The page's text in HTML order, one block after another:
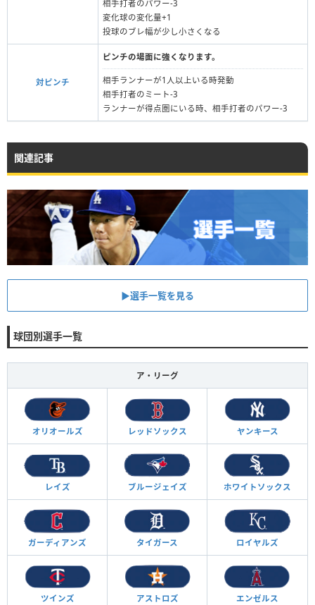
相手打者のパワー-3
変化球の変化量+1
投球のブレ幅が少し小さくなる
対ピンチ
ピンチの場面に強くなります。
相手ランナーが1人以上いる時発動
相手打者のミート-3
ランナーが得点圏にいる時、相手打者のパワー-3
関連記事
▶︎選手一覧を見る
球団別選手一覧
ア・リーグ
オリオールズ レッドソックス ヤンキース
レイズ ブルージェイズ ホワイトソックス
ガーディアンズ タイガース ロイヤルズ
ツインズ アストロズ エンゼルス